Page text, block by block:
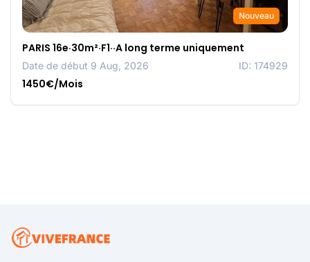
Nouveau
PARIS 16e·30m²·F1··A long terme uniquement
Date de début 9 Aug, 2026 ID: 174929
1450€/Mois